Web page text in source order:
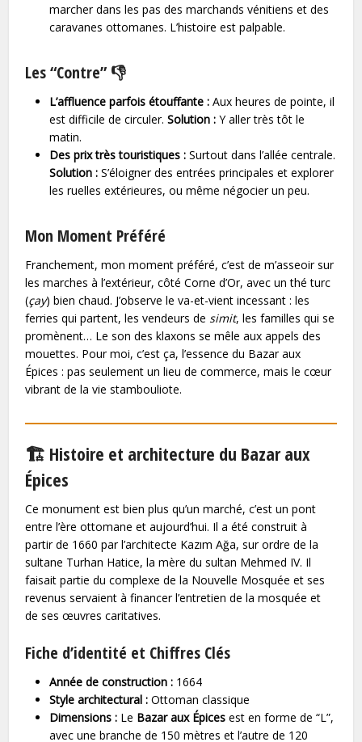
marcher dans les pas des marchands vénitiens et des
caravanes ottomanes. L’histoire est palpable.
Les “Contre” 👎
L’affluence parfois étouffante : Aux heures de pointe, il
est difficile de circuler.Solution : Y aller très tôt le
matin.
Des prix très touristiques : Surtout dans l’allée centrale.
Solution : S’éloigner des entrées principales et explorer
les ruelles extérieures, ou même négocier un peu.
Mon Moment Préféré
Franchement, mon moment préféré, c’est de m’asseoir sur
les marches à l’extérieur, côté Corne d’Or, avec un thé turc
(çay) bien chaud. J’observe le va-et-vient incessant : les
ferries qui partent, les vendeurs desimit, les familles qui se
promènent… Le son des klaxons se mêle aux appels des
mouettes. Pour moi, c’est ça, l’essence du Bazar aux
Épices : pas seulement un lieu de commerce, mais le cœur
vibrant de la vie stambouliote.
🏗️ Histoire et architecture du Bazar aux
Épices
Ce monument est bien plus qu’un marché, c’est un pont
entre l’ère ottomane et aujourd’hui. Il a été construit à
partir de 1660 par l’architecte Kazım Ağa, sur ordre de la
sultane Turhan Hatice, la mère du sultan Mehmed IV. Il
faisait partie du complexe de la Nouvelle Mosquée et ses
revenus servaient à financer l’entretien de la mosquée et
de ses œuvres caritatives.
Fiche d’identité et Chiffres Clés
Année de construction : 1664
Style architectural : Ottoman classique
Dimensions : Le Bazar aux Épices est en forme de “L”,
avec une branche de 150 mètres et l’autre de 120